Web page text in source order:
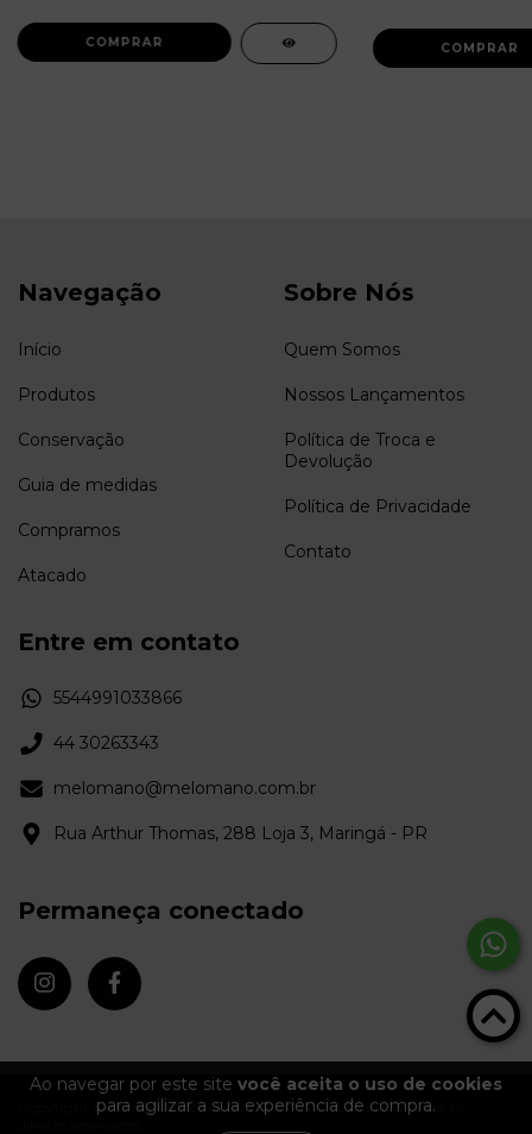
Ao navegar por este site você aceita o uso de cookies
para agilizar a sua experiência de compra.
Navegação
Início
Produtos
Conservação
Guia de medidas
Compramos
Atacado
Sobre Nós
Quem Somos
Nossos Lançamentos
Política de Troca e
Devolução
Política de Privacidade
Contato
Entre em contato
5544991033866
44 30263343
melomano@melomano.com.br
Rua Arthur Thomas, 288 Loja 3, Maringá - PR
Permaneça conectado
Copyright Melômano Discos - 09372670000103 - 2026. Todos os